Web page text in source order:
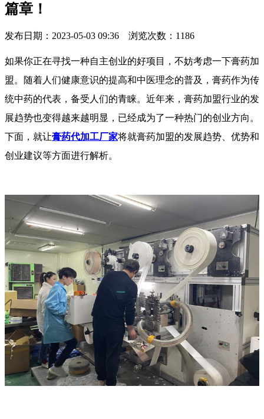
篇章！
发布日期：2023-05-03 09:36 浏览次数： 1186
如果你正在寻找一种自主创业的好项目，不妨考虑一下膏药加
盟。随着人们健康意识的提高和中医理念的普及，膏药作为传
统中药的代表，备受人们的青睐。近年来，膏药加盟行业的发
展趋势也变得越来越明显，已经成为了一种热门的创业方向。
下面，就让膏药代加工厂家将就膏药加盟的发展趋势、优势和
创业建议等方面进行解析。